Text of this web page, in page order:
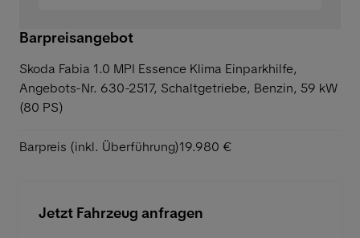
Barpreisangebot
Skoda Fabia 1.0 MPI Essence Klima Einparkhilfe,
Angebots-Nr. 630-2517, Schaltgetriebe, Benzin, 59 kW
(80 PS)
Barpreis (inkl. Überführung)19.980 €
Jetzt Fahrzeug anfragen